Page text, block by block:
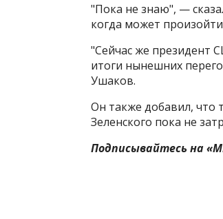
"Пока не знаю", —
когда может
"Сейчас же президент
итоги нынешних
Ушаков.
Он также добавил, что
Зеленского пока не
Подписывайтесь на